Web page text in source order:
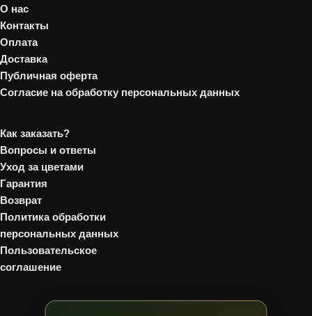
О нас
Контакты
Оплата
Доставка
Публичная оферта
Согласие на обработку персональных данных
Как заказать?
Вопросы и ответы
Уход за цветами
Гарантия
Возврат
Политика обработки
персональных данных
Пользовательское
соглашение